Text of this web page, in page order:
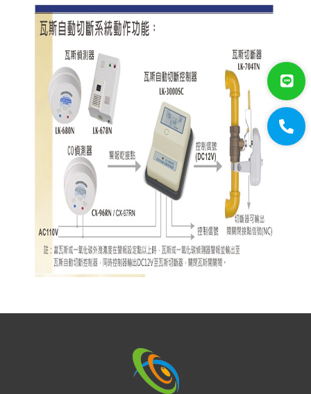
GSM語音簡訊自動報警器
電話自動報警機
微電腦控制主機
感應讀卡機/數字密碼開關
語音警告報知器
時間延遲設定控制器
警報喇叭
磁簧開關&鐵捲門感應器
玻璃破碎偵測器
紅外線空間偵測器(PIR)
控制電鎖/緊急押扣開關